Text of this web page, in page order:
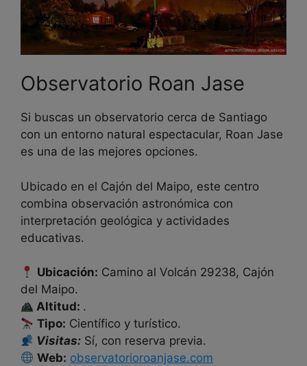
Observatorio Roan Jase
Si buscas un observatorio cerca de Santiago
con un entorno natural espectacular, Roan Jase
es una de las mejores opciones.
Ubicado en el Cajón del Maipo, este centro
combina observación astronómica con
interpretación geológica y actividades
educativas.
Ubicación: Camino al Volcán 29238, Cajón
del Maipo.
Altitud: .
Tipo: Científico y turístico.
Visitas: Sí, con reserva previa.
Web: observatorioroanjase.com